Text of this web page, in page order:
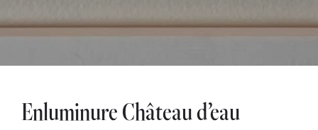
Enluminure Château d’eau